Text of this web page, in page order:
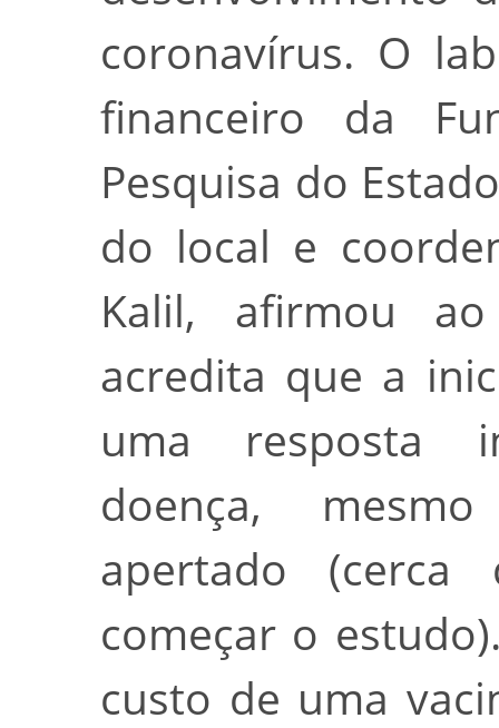
coronavírus. O
financeiro da
Pesquisa do
do local e
Kalil, afirmou
acredita que a
uma resposta
doença,
apertado
começar o
custo de uma